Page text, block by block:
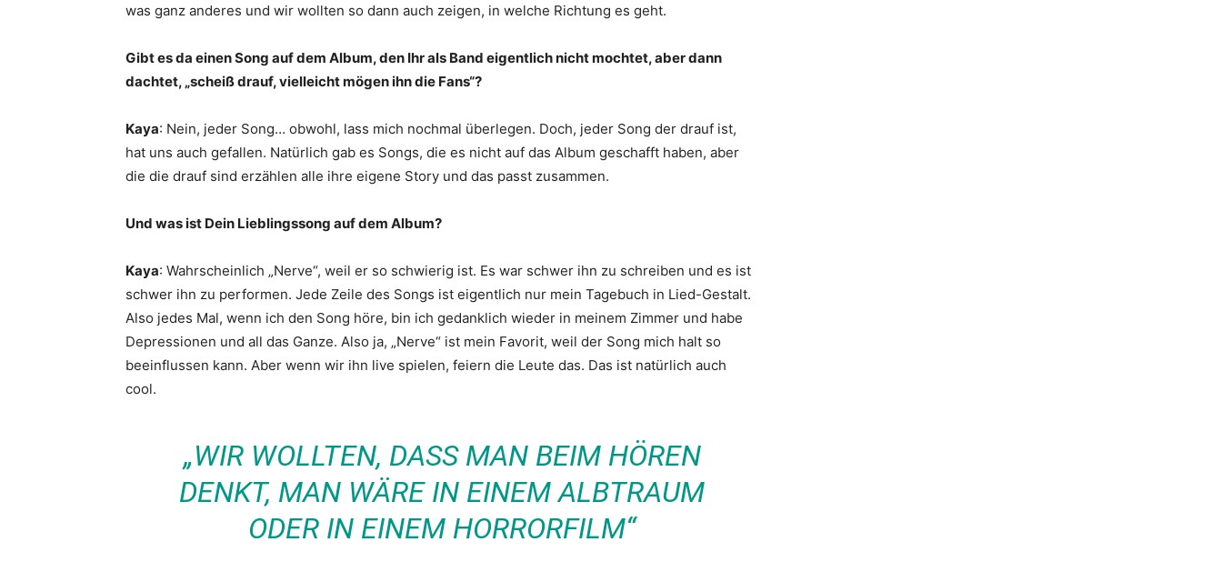
was ganz anderes und wir wollten so dann auch zeigen, in welche Richtung es geht.
Gibt es da einen Song auf dem Album, den Ihr als Band eigentlich nicht mochtet, aber dann
dachtet, „scheiß drauf, vielleicht mögen ihn die Fans“?
Kaya: Nein, jeder Song… obwohl, lass mich nochmal überlegen. Doch, jeder Song der drauf ist,
hat uns auch gefallen. Natürlich gab es Songs, die es nicht auf das Album geschafft haben, aber
die die drauf sind erzählen alle ihre eigene Story und das passt zusammen.
Und was ist Dein Lieblingssong auf dem Album?
Kaya: Wahrscheinlich „Nerve“, weil er so schwierig ist. Es war schwer ihn zu schreiben und es ist
schwer ihn zu performen. Jede Zeile des Songs ist eigentlich nur mein Tagebuch in Lied-Gestalt.
Also jedes Mal, wenn ich den Song höre, bin ich gedanklich wieder in meinem Zimmer und habe
Depressionen und all das Ganze. Also ja, „Nerve“ ist mein Favorit, weil der Song mich halt so
beeinflussen kann. Aber wenn wir ihn live spielen, feiern die Leute das. Das ist natürlich auch
cool.
„WIR WOLLTEN, DASS MAN BEIM HÖREN
DENKT, MAN WÄRE IN EINEM ALBTRAUM
ODER IN EINEM HORRORFILM“